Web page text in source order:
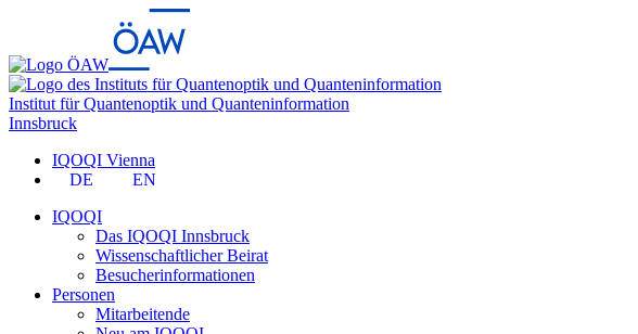
Institut für Quantenoptik und Quanteninformation
Innsbruck
IQOQI Vienna
DE
EN
IQOQI
Das IQOQI Innsbruck
Wissenschaftlicher Beirat
Besucherinformationen
Personen
Mitarbeitende